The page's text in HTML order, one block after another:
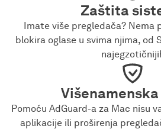
Zaštita
Imate više pregledača? Nema
blokira oglase u svima njima, od
Pomoću AdGuard-a za Mac nisu
aplikacije ili proširenja